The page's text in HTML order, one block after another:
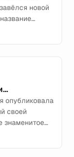
новой
опубликовала
своей
знаменитое